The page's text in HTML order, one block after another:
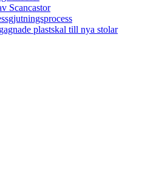
Scancastor
plastskal till nya stolar